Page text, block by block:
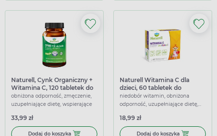
Naturell, Cynk Organiczny +
Witamina C, 120 tabletek do
żucia
obniżona odporność, zmęczenie,
uzupełniające dietę, wspierające
33,99 zł
Dodaj do koszyka Dodaj do koszyka Naturell, Cynk Organiczny + Witamina
Naturell Witamina C dla
dzieci, 60 tabletek do
rozgryzania i żucia
niedobór witamin, obniżona
odporność, uzupełniające dietę,
18,99 zł
Dodaj do koszyka Dodaj do